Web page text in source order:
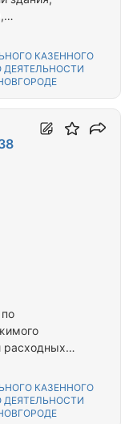
КАЗЕННОГО
хранение
услуг по
КАЗЕННОГО